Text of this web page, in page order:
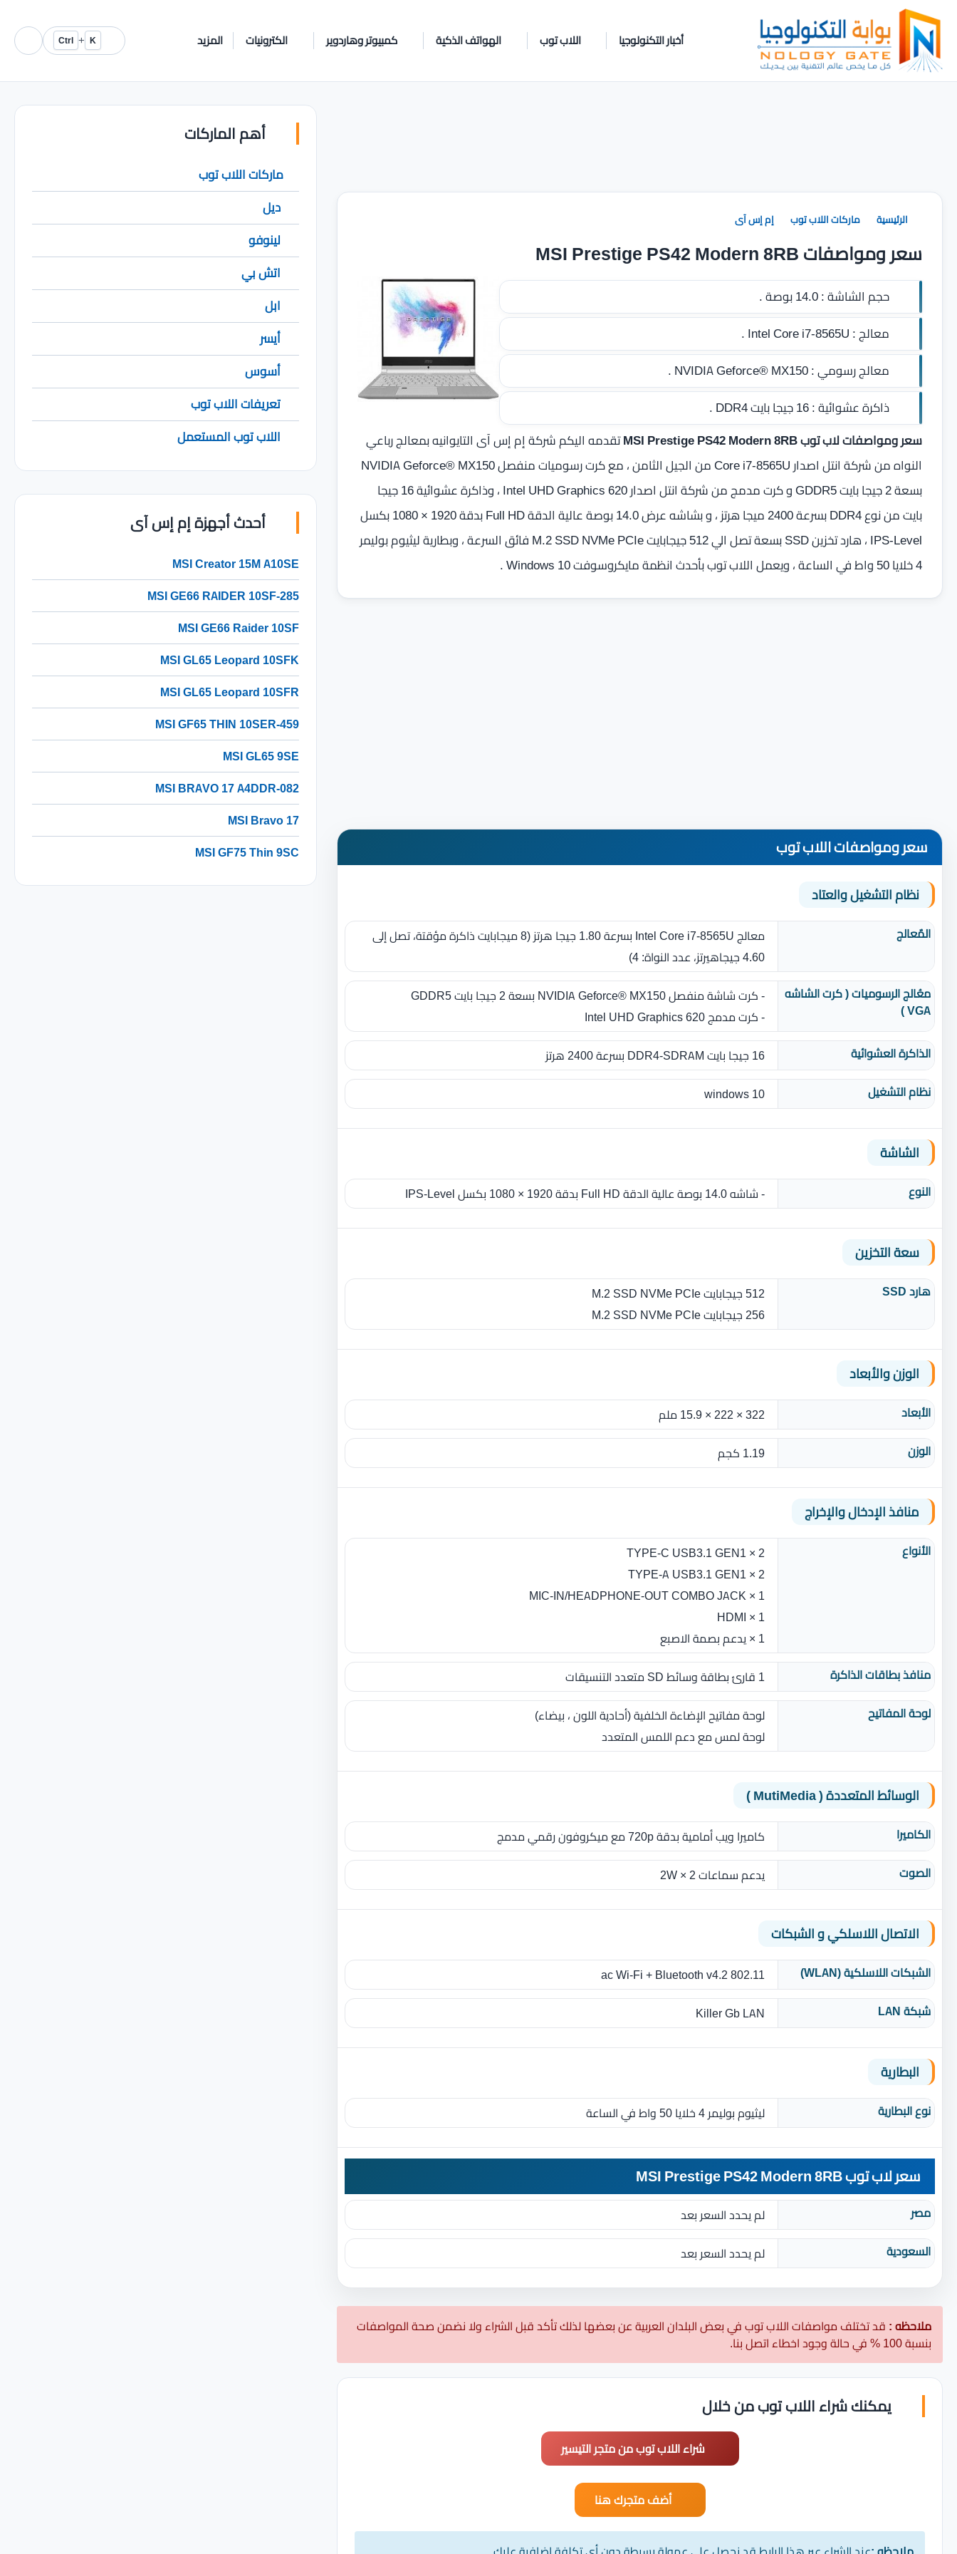
أخبار التكنولوجيا اللاب توب الهواتف الذكية كمبيوتر وهاردوير الكترونيات المزيد K
+
Ctrl
الرئيسية ماركات اللاب توب إم إس آى
سعر ومواصفات MSI Prestige PS42 Modern 8RB
حجم الشاشة :14.0 بوصة .
معالج :Intel Core i7-8565U .
معالج رسومي :NVIDIA Geforce® MX150 .
ذاكرة عشوائية :16 جيجا بايت DDR4
.
سعر ومواصفات لاب توب MSI Prestige PS42 Modern 8RB
تقدمه اليكم شركة إم إس آى التايوانيه بمعالج رباعي
النواه من شركة انتل اصدار Core i7-8565U من الجيل الثامن ، مع كرت رسوميات منفصل NVIDIA Geforce® MX150
بسعة 2 جيجا بايت GDDR5 و كرت مدمج من شركة انتل اصدار Intel UHD Graphics 620 ، وذاكرة عشوائية 16 جيجا
بايت من نوع DDR4 بسرعة 2400 ميجا هرتز ، و بشاشه عرض 14.0 بوصة عالية الدقة Full HD بدقة ‏1920 × 1080 بكسل
IPS-Level ‏، هارد تخزين SSD بسعة تصل الي 512 جيجابايت M.2 SSD NVMe PCIe فائق السرعة ، وبطارية ليثيوم بوليمر
4 خلايا 50 واط في الساعة ، ويعمل اللاب توب بأحدث انظمة مايكروسوفت Windows 10 .
سعر ومواصفات اللاب توب
نظام التشغيل والعتاد
المٌعالج
معالج Intel Core i7-8565U بسرعة 1.80 جيجا هرتز ‏(‏8 ميجابايت ذاكرة مؤقتة، تصل إلى
4.60 جيجاهيرتز، عدد النواة‏:‏ 4‏)‏
معُالج الرسوميات ( كرت الشاشه
VGA )
- كرت شاشة منفصل NVIDIA Geforce® MX150 بسعة 2 جيجا بايت GDDR5
- كرت مدمج Intel UHD Graphics 620
الذاكرة العشوائية
16 جيجا بايت DDR4-SDRAM بسرعة 2400 هرتز
نظام التشغيل
windows 10
الشاشة
النوع - شاشه ‏14.0 بوصة عالية الدقة Full HD بدقة ‏1920 × 1080 بكسل IPS-Level
سعة التخزين
هارد SSD
512 جيجابايت M.2 SSD NVMe PCIe
256 جيجابايت M.2 SSD NVMe PCIe
الوزن والأبعاد
الأبعاد
322 × 222 × 15.9 ملم
الوزن
1.19 كجم‎
منافذ الإدخال والإخراج
الأنواع
2 × TYPE-C USB3.1 GEN1
2 × TYPE-A USB3.1 GEN1
1 × MIC-IN/HEADPHONE-OUT COMBO JACK
1 × HDMI
1 × يدعم بصمة الاصبع
منافذ بطاقات الذاكرة
1 قارئ بطاقة وسائط SD متعدد التنسيقات
لوحة المفاتيح
لوحة مفاتيح الإضاءة الخلفية (أحادية اللون ، بيضاء)
لوحة لمس مع دعم اللمس المتعدد
الوسائط المتعددة ( MutiMedia )
الكاميرا
كاميرا ويب أمامية بدقة 720p مع ميكروفون رقمي مدمج
الصوت
يدعم سماعات 2 × 2W
الاتصال اللاسلكي و الشبكات
الشبكات اللاسلكية (WLAN)
802.11 ac Wi-Fi + Bluetooth v4.2
شبكة LAN
Killer Gb LAN
البطارية
نوع البطارية‏ ليثيوم بوليمر 4 خلايا 50 واط في الساعة
سعر لاب توب MSI Prestige PS42 Modern 8RB
مصر
لم يحدد السعر بعد
السعودية
لم يحدد السعر بعد
ملاحظه : قد تختلف مواصفات اللاب توب في بعض البلدان العربية عن بعضها لذلك تأكد قبل الشراء ولا نضمن صحة المواصفات
بنسبة 100 % في حالة وجود اخطاء اتصل بنا.
يمكنك شراء اللاب توب من خلال
شراء اللاب توب من متجر التيسير
أضف متجرك هنا
أهم الماركات
ماركات اللاب توب
ديل
لينوفو
اتش بي
ابل
أيسر
أسوس
تعريفات اللاب توب
اللاب توب المستعمل
أحدث أجهزة إم إس آى
MSI Creator 15M A10SE
MSI GE66 RAIDER 10SF-285
MSI GE66 Raider 10SF
MSI GL65 Leopard 10SFK
MSI GL65 Leopard 10SFR
MSI GF65 THIN 10SER-459
MSI GL65 9SE
MSI BRAVO 17 A4DDR-082
MSI Bravo 17
MSI GF75 Thin 9SC